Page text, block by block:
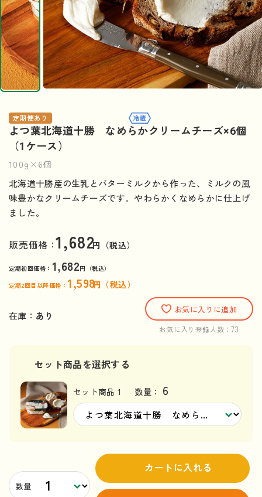
定期便あり
よつ葉北海道十勝 なめらかクリームチーズ×6個
（1ケース）
100g×6個
北海道十勝産の生乳とバターミルクから作った、ミルクの風
味豊かなクリームチーズです。やわらかくなめらかに仕上げ
ました。
販売価格：1,682円（税込）
定期初回価格： 1,682円（税込）
定期2回目以降価格： 1,598円（税込）
在庫： あり
お気に入りに追加
お気に入り登録人数： 73
セット商品を選択する
セット商品 1 数量： 6
数量
カートに入れる